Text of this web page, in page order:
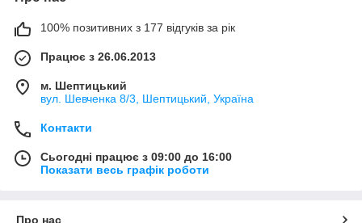
100% позитивних з 177 відгуків за рік
Працює з 26.06.2013
м. Шептицький
вул. Шевченка 8/3, Шептицький, Україна
Контакти
Сьогодні працює з 09:00 до 16:00
Показати весь графік роботи
Про нас